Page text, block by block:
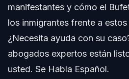
Importancia de la Protesta No
Derechos Legales Durante
Entendiendo Detenciones y
Cómo Afectan los Arrestos los
manifestantes y cómo el
los inmigrantes frente a
¿Necesita ayuda con su
abogados expertos están
usted. Se Habla Español.